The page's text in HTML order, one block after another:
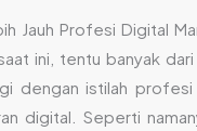
Jauh Profesi Digital
ini, tentu banyak
dengan istilah
digital. Seperti